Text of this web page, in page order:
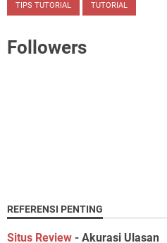
TIPS TUTORIAL TUTORIAL
Followers
REFERENSI PENTING
Situs Review - Akurasi Ulasan